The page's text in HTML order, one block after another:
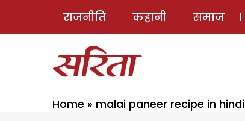
राजनीति कहानी समाज
Home » malai paneer recipe in hindi